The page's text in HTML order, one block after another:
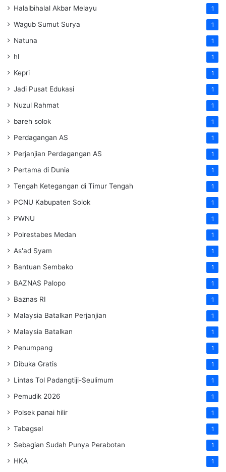
Halalbihalal Akbar Melayu 1
Wagub Sumut Surya 1
Natuna 1
hl 1
Kepri 1
Jadi Pusat Edukasi 1
Nuzul Rahmat 1
bareh solok 1
Perdagangan AS 1
Perjanjian Perdagangan AS 1
Pertama di Dunia 1
Tengah Ketegangan di Timur Tengah 1
PCNU Kabupaten Solok 1
PWNU 1
Polrestabes Medan 1
As'ad Syam 1
Bantuan Sembako 1
BAZNAS Palopo 1
Baznas RI 1
Malaysia Batalkan Perjanjian 1
Malaysia Batalkan 1
Penumpang 1
Dibuka Gratis 1
Lintas Tol Padangtiji-Seulimum 1
Pemudik 2026 1
Polsek panai hilir 1
Tabagsel 1
Sebagian Sudah Punya Perabotan 1
HKA 1